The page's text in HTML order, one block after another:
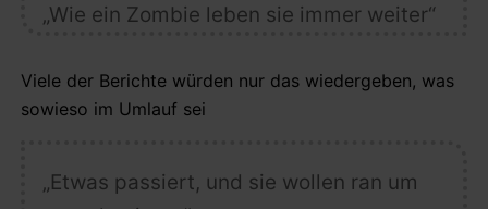
„Wie ein Zombie leben sie immer weiter“
Viele der Berichte würden nur das wiedergeben, was
sowieso im Umlauf sei
„Etwas passiert, und sie wollen ran um